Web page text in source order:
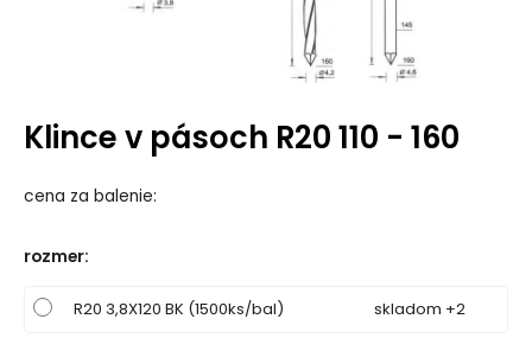
Klince v pásoch R20 110 - 160
cena za balenie:
rozmer:
R20 3,8X120 BK (1500ks/bal) skladom +2